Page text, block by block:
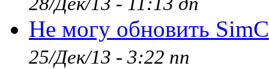
Не могу обновить
25/Дек/13 - 3:22 пп